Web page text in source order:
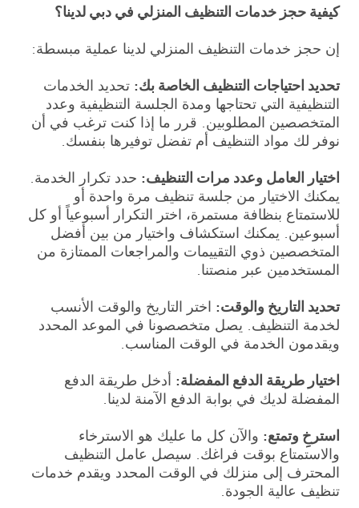
كيفية حجز خدمات التنظيف المنزلي في دبي لدينا؟
إن حجز خدمات التنظيف المنزلي لدينا عملية مبسطة:
تحديد احتياجات التنظيف الخاصة بك: تحديد الخدمات
التنظيفية التي تحتاجها ومدة الجلسة التنظيفية وعدد
المتخصصين المطلوبين. قرر ما إذا كنت ترغب في أن
نوفر لك مواد التنظيف أم تفضل توفيرها بنفسك.
اختيار العامل وعدد مرات التنظيف: حدد تكرار الخدمة.
يمكنك الاختيار من جلسة تنظيف مرة واحدة أو
للاستمتاع بنظافة مستمرة، اختر التكرار أسبوعياً أو كل
أسبوعين. يمكنك استكشاف واختيار من بين أفضل
المتخصصين ذوي التقييمات والمراجعات الممتازة من
المستخدمين عبر منصتنا.
تحديد التاريخ والوقت: اختر التاريخ والوقت الأنسب
لخدمة التنظيف. يصل متخصصونا في الموعد المحدد
ويقدمون الخدمة في الوقت المناسب.
اختيار طريقة الدفع المفضلة: أدخل طريقة الدفع
المفضلة لديك في بوابة الدفع الآمنة لدينا.
استرخِ وتمتع: والآن كل ما عليك هو الاسترخاء
والاستمتاع بوقت فراغك. سيصل عامل التنظيف
المحترف إلى منزلك في الوقت المحدد ويقدم خدمات
تنظيف عالية الجودة.